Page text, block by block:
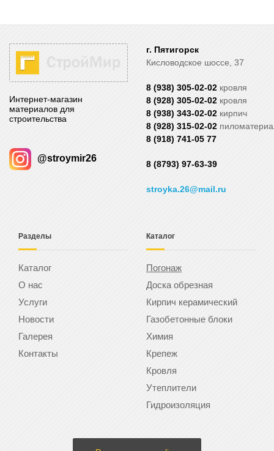
Интернет-магазин
материалов для
строительства
@stroymir26
г. Пятигорск
Кисловодское шоссе, 37
8 (938) 305-02-02 кровля
8 (928) 305-02-02 кровля
8 (938) 343-02-02 кирпич
8 (928) 315-02-02
8 (918) 741-05 77
8 (8793) 97-63-39
stroyka.26@mail.ru
Разделы
Каталог
О нас
Услуги
Новости
Галерея
Контакты
Каталог
Погонаж
Доска обрезная
Кирпич керамический
Газобетонные блоки
Химия
Крепеж
Кровля
Утеплители
Гидроизоляция